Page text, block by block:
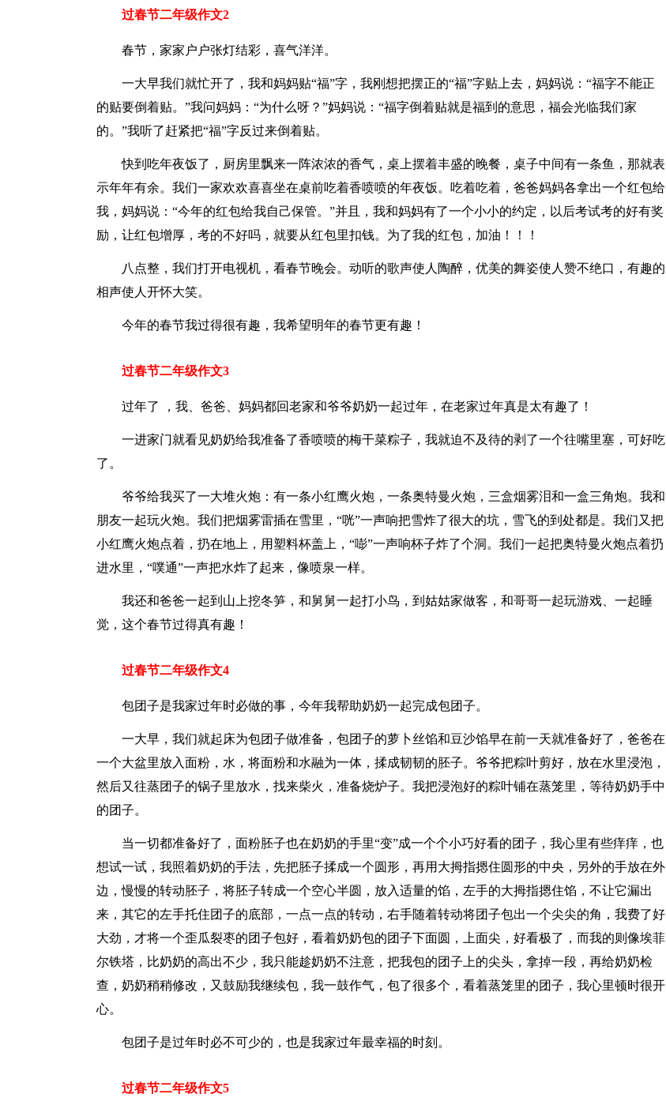
过春节二年级作文2
春节，家家户户张灯结彩，喜气洋洋。
一大早我们就忙开了，我和妈妈贴“福”字，我刚想把摆正的“福”字贴上去，妈妈说：“福字不能正
的贴要倒着贴。”我问妈妈：“为什么呀？”妈妈说：“福字倒着贴就是福到的意思，福会光临我们家
的。”我听了赶紧把“福”字反过来倒着贴。
快到吃年夜饭了，厨房里飘来一阵浓浓的香气，桌上摆着丰盛的晚餐，桌子中间有一条鱼，那就表
示年年有余。我们一家欢欢喜喜坐在桌前吃着香喷喷的年夜饭。吃着吃着，爸爸妈妈各拿出一个红包给
我，妈妈说：“今年的红包给我自己保管。”并且，我和妈妈有了一个小小的约定，以后考试考的好有奖
励，让红包增厚，考的不好吗，就要从红包里扣钱。为了我的红包，加油！！！
八点整，我们打开电视机，看春节晚会。动听的歌声使人陶醉，优美的舞姿使人赞不绝口，有趣的
相声使人开怀大笑。
今年的春节我过得很有趣，我希望明年的春节更有趣！
过春节二年级作文3
过年了 ，我、爸爸、妈妈都回老家和爷爷奶奶一起过年，在老家过年真是太有趣了！
一进家门就看见奶奶给我准备了香喷喷的梅干菜粽子，我就迫不及待的剥了一个往嘴里塞，可好吃
了。
爷爷给我买了一大堆火炮：有一条小红鹰火炮，一条奥特曼火炮，三盒烟雾泪和一盒三角炮。我和
朋友一起玩火炮。我们把烟雾雷插在雪里，“咣”一声响把雪炸了很大的坑，雪飞的到处都是。我们又把
小红鹰火炮点着，扔在地上，用塑料杯盖上，“嘭”一声响杯子炸了个洞。我们一起把奥特曼火炮点着扔
进水里，“噗通”一声把水炸了起来，像喷泉一样。
我还和爸爸一起到山上挖冬笋，和舅舅一起打小鸟，到姑姑家做客，和哥哥一起玩游戏、一起睡
觉，这个春节过得真有趣！
过春节二年级作文4
包团子是我家过年时必做的事，今年我帮助奶奶一起完成包团子。
一大早，我们就起床为包团子做准备，包团子的萝卜丝馅和豆沙馅早在前一天就准备好了，爸爸在
一个大盆里放入面粉，水，将面粉和水融为一体，揉成韧韧的胚子。爷爷把粽叶剪好，放在水里浸泡，
然后又往蒸团子的锅子里放水，找来柴火，准备烧炉子。我把浸泡好的粽叶铺在蒸笼里，等待奶奶手中
的团子。
当一切都准备好了，面粉胚子也在奶奶的手里“变”成一个个小巧好看的团子，我心里有些痒痒，也
想试一试，我照着奶奶的手法，先把胚子揉成一个圆形，再用大拇指摁住圆形的中央，另外的手放在外
边，慢慢的转动胚子，将胚子转成一个空心半圆，放入适量的馅，左手的大拇指摁住馅，不让它漏出
来，其它的左手托住团子的底部，一点一点的转动，右手随着转动将团子包出一个尖尖的角，我费了好
大劲，才将一个歪瓜裂枣的团子包好，看着奶奶包的团子下面圆，上面尖，好看极了，而我的则像埃菲
尔铁塔，比奶奶的高出不少，我只能趁奶奶不注意，把我包的团子上的尖头，拿掉一段，再给奶奶检
查，奶奶稍稍修改，又鼓励我继续包，我一鼓作气，包了很多个，看着蒸笼里的团子，我心里顿时很开
心。
包团子是过年时必不可少的，也是我家过年最幸福的时刻。
过春节二年级作文5